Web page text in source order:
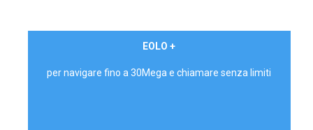
EOLO +
per navigare fino a 30Mega e chiamare senza limiti